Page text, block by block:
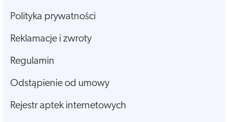
Polityka prywatności
Reklamacje i zwroty
Regulamin
Odstąpienie od umowy
Rejestr aptek internetowych